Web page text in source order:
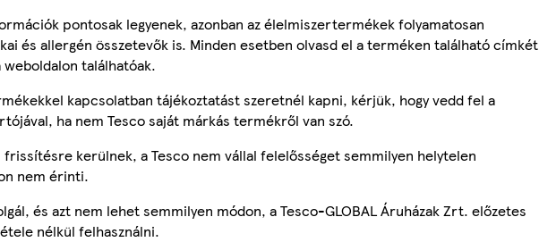
pontosak legyenek, azonban az élelmiszertermékek folyamatosan
és allergén összetevők is. Minden esetben olvasd el a terméken található címkét
találhatóak.
kapcsolatban tájékoztatást szeretnél kapni, kérjük, hogy vedd fel a
ha nem Tesco saját márkás termékről van szó.
kerülnek, a Tesco nem vállal felelősséget semmilyen helytelen
nem érinti.
és azt nem lehet semmilyen módon, a Tesco-GLOBAL Áruházak Zrt. előzetes
nélkül felhasználni.